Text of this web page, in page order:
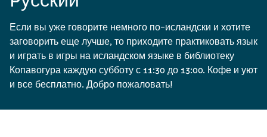
Если вы уже говорите немного по-исландски и хотите
заговорить еще лучше, то приходите практиковать язык
и играть в игры на исландском языке в библиотеку
Копавогура каждую субботу с 11:30 до 13:00. Кофе и уют
и все бесплатно. Добро пожаловать!